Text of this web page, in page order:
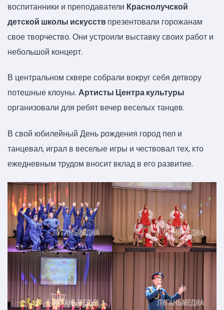
воспитанники и преподаватели Краснолучской
детской школы искусствпрезентовали горожанам
свое творчество. Они устроили выставку своих работ и
небольшой концерт.
В центральном сквере собрали вокруг себя детвору
потешные клоуны. Артисты Центра культуры
организовали для ребят вечер веселых танцев.
В свой юбилейный День рождения город пел и
танцевал, играл в веселые игры и чествовал тех, кто
ежедневным трудом вносит вклад в его развитие.